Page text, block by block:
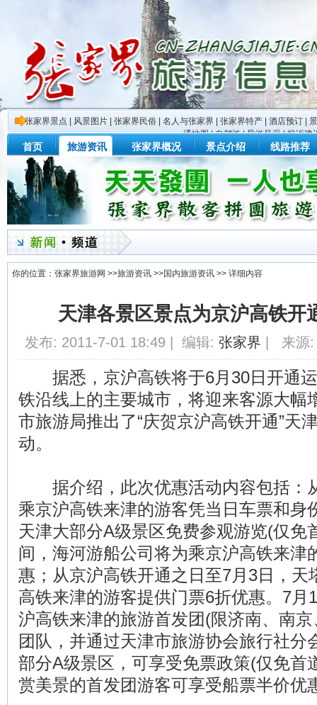
张家界景点 风景图片 张家界民俗 名人与张家界 张家界特产 酒店预订
通地图|自驾游|导游风采|投诉建
首页 旅游资讯 张家界概况 景点介绍 线路推荐
你的位置： 张家界旅游网 >>旅游资讯 >>国内旅游资讯 >> 详细内容
天津各景区景点为京沪高铁开
发布: 2011-7-01 18:49 | 编辑: 张家界 | 来源:
据悉，京沪高铁将于6月30日开通运
铁沿线上的主要城市，将迎来客源大幅
市旅游局推出了“庆贺京沪高铁开通”天
动。
据介绍，此次优惠活动内容包括：
乘京沪高铁来津的游客凭当日车票和身
天津大部分A级景区免费参观游览(仅免
间，海河游船公司将为乘京沪高铁来津
惠；从京沪高铁开通之日至7月3日，天
高铁来津的游客提供门票6折优惠。7月
沪高铁来津的旅游首发团(限济南、南
团队，并通过天津市旅游协会旅行社分
部分A级景区，可享受免票政策(仅免首
赏美景的首发团游客可享受船票半价优